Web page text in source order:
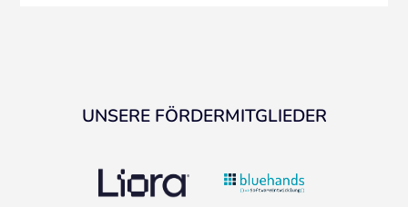
UNSERE FÖRDERMITGLIEDER